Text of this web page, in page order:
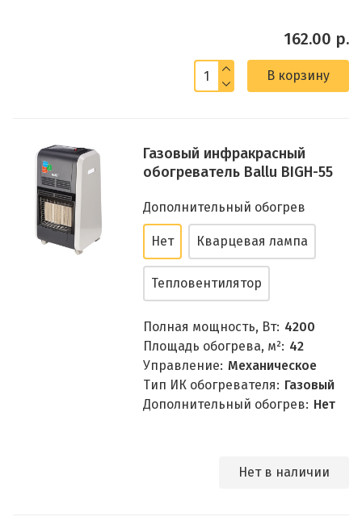
162.00 р.
В корзину
Газовый инфракрасный
обогреватель Ballu BIGH-55
Дополнительный обогрев
Нет Кварцевая лампа
Тепловентилятор
Полная мощность, Вт: 4200
Площадь обогрева, м²: 42
Управление: Механическое
Тип ИК обогревателя: Газовый
Дополнительный обогрев: Нет
Нет в наличии